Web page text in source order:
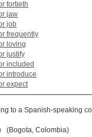
fortieth
jaw
job
frequently
loving
justify
included
introduce
expect
to a Spanish-speaking
(Bogota, Colombia)